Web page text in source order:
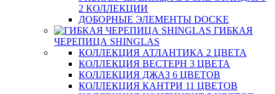
2 КОЛЛЕКЦИИ
ДОБОРНЫЕ ЭЛЕМЕНТЫ DOCKE
ГИБКАЯ
ЧЕРЕПИЦА SHINGLAS
КОЛЛЕКЦИЯ АТЛАНТИКА 2 ЦВЕТА
КОЛЛЕКЦИЯ ВЕСТЕРН 3 ЦВЕТА
КОЛЛЕКЦИЯ ДЖАЗ 6 ЦВЕТОВ
КОЛЛЕКЦИЯ КАНТРИ 11 ЦВЕТОВ